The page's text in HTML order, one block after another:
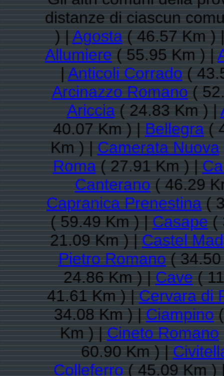
distanze di ciascun
) |Agosta( 46.57 Km )
Allumiere( 55.95 Km ) |
|Anticoli Corrado(
Arcinazzo Romano(
Ariccia( 24.83 Km ) |
40.07 Km ) |Bellegra(
Km ) |Camerata Nuova
Roma( 27.91 Km ) |
Canterano( 46.29
Capranica Prenestina(
( 59.49 Km ) |Casape(
21.09 Km ) |Castel
Pietro Romano(
24.86 Km ) |Cave(
41.61 Km ) |Cervara di
34.08 Km ) |Ciampino(
Km ) |Cineto Romano
60.90 Km ) |
Colleferro( 45.09 Km )